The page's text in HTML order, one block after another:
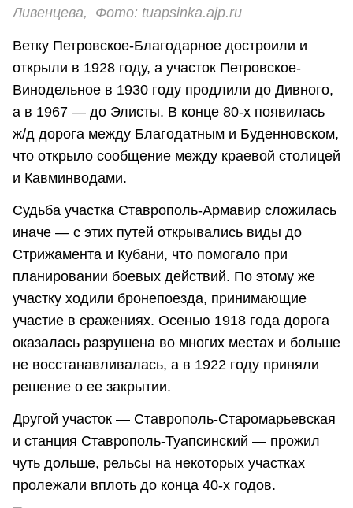
Ливенцева, Фото: tuapsinka.ajp.ru
Ветку Петровское-Благодарное достроили и
открыли в 1928 году, а участок Петровское-
Винодельное в 1930 году продлили до Дивного,
а в 1967 — до Элисты. В конце 80-х появилась
ж/д дорога между Благодатным и Буденновском,
что открыло сообщение между краевой столицей
и Кавминводами.
Судьба участка Ставрополь-Армавир сложилась
иначе — с этих путей открывались виды до
Стрижамента и Кубани, что помогало при
планировании боевых действий. По этому же
участку ходили бронепоезда, принимающие
участие в сражениях. Осенью 1918 года дорога
оказалась разрушена во многих местах и больше
не восстанавливалась, а в 1922 году приняли
решение о ее закрытии.
Другой участок — Ставрополь-Старомарьевская
и станция Ставрополь-Туапсинский — прожил
чуть дольше, рельсы на некоторых участках
пролежали вплоть до конца 40-х годов.